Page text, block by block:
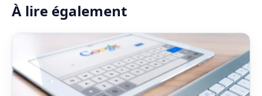
À lire également